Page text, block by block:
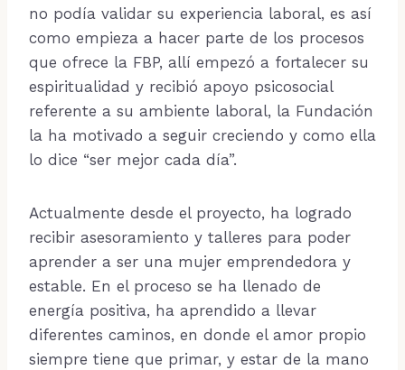
no podía validar su experiencia laboral, es así
como empieza a hacer parte de los procesos
que ofrece la FBP, allí empezó a fortalecer su
espiritualidad y recibió apoyo psicosocial
referente a su ambiente laboral, la Fundación
la ha motivado a seguir creciendo y como ella
lo dice “ser mejor cada día”.
Actualmente desde el proyecto, ha logrado
recibir asesoramiento y talleres para poder
aprender a ser una mujer emprendedora y
estable. En el proceso se ha llenado de
energía positiva, ha aprendido a llevar
diferentes caminos, en donde el amor propio
siempre tiene que primar, y estar de la mano